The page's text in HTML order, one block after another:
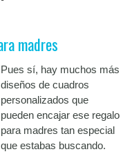
madres
Pues sí, hay muchos más
diseños de cuadros
personalizados que
pueden encajar ese regalo
para madres tan especial
que estabas buscando.